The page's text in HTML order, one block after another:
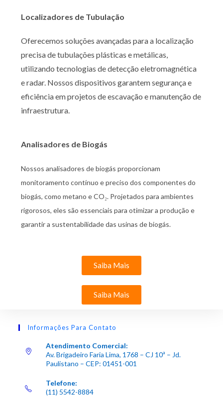
Localizadores de Tubulação
Oferecemos soluções avançadas para a localização
precisa de tubulações plásticas e metálicas,
utilizando tecnologias de detecção eletromagnética
e radar. Nossos dispositivos garantem segurança e
eficiência em projetos de escavação e manutenção de
infraestrutura.
Analisadores de Biogás
Nossos analisadores de biogás proporcionam
monitoramento contínuo e preciso dos componentes do
biogás, como metano e CO₂. Projetados para ambientes
rigorosos, eles são essenciais para otimizar a produção e
garantir a sustentabilidade das usinas de biogás.
Saiba Mais
Saiba Mais
Informações Para Contato
Atendimento Comercial:
Av. Brigadeiro Faria Lima, 1768 – CJ 10ª – Jd.
Paulistano – CEP: 01451-001
Telefone:
(11) 5542-8884